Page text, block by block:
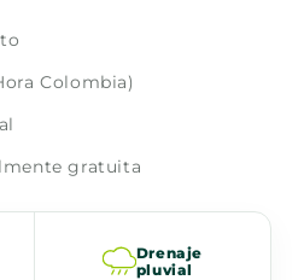
Colombia)
gratuita
Drenaje
pluvial